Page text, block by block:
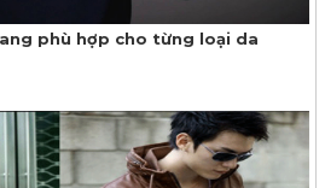
phù hợp cho từng loại da